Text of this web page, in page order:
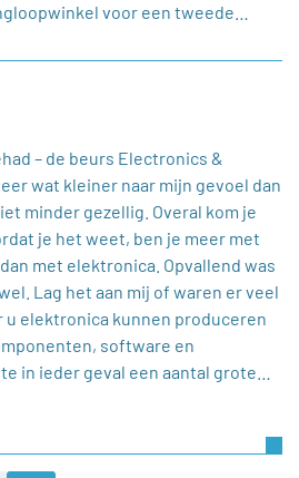
voor een tweede…
– de beurs Electronics &
wat kleiner naar mijn gevoel dan
minder gezellig. Overal kom je
je het weet, ben je meer met
met elektronica. Opvallend was
Lag het aan mij of waren er veel
u elektronica kunnen produceren
software en
in ieder geval een aantal grote…